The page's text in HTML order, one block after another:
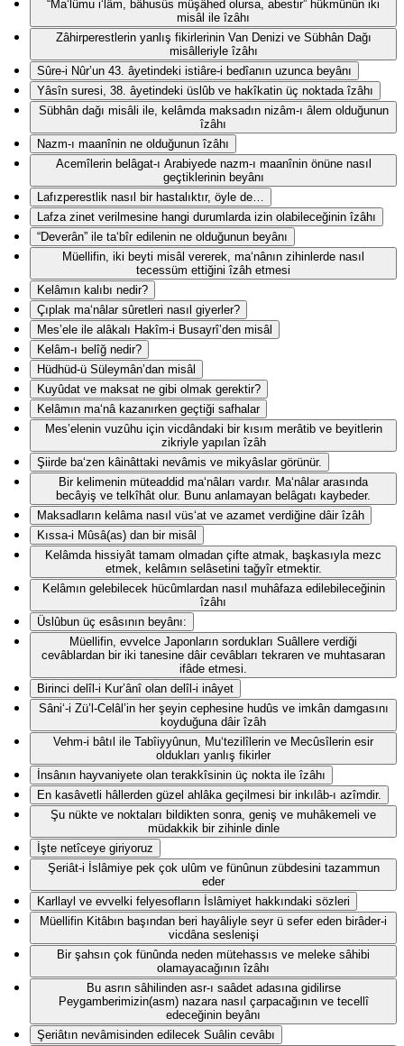
“Ma‘lûmu i‘lâm, bâhusûs müşâhed olursa, abestir” hükmünün iki
misâl ile îzâhı
Zâhirperestlerin yanlış fikirlerinin Van Denizi ve Sübhân Dağı
misâlleriyle îzâhı
Sûre-i Nûr’un 43. âyetindeki istiâre-i bedîanın uzunca beyânı
Yâsîn suresi, 38. âyetindeki üslûb ve hakîkatin üç noktada îzâhı
Sübhân dağı misâli ile, kelâmda maksadın nizâm-ı âlem olduğunun
îzâhı
Nazm-ı maanînin ne olduğunun îzâhı
Acemîlerin belâgat-ı Arabiyede nazm-ı maanînin önüne nasıl
geçtiklerinin beyânı
Lafızperestlik nasıl bir hastalıktır, öyle de…
Lafza zinet verilmesine hangi durumlarda izin olabileceğinin îzâhı
“Deverân” ile ta‘bîr edilenin ne olduğunun beyânı
Müellifin, iki beyti misâl vererek, ma‘nânın zihinlerde nasıl
tecessüm ettiğini îzâh etmesi
Kelâmın kalıbı nedir?
Çıplak ma‘nâlar sûretleri nasıl giyerler?
Mes’ele ile alâkalı Hakîm-i Busayrî’den misâl
Kelâm-ı belîğ nedir?
Hüdhüd-ü Süleymân’dan misâl
Kuyûdat ve maksat ne gibi olmak gerektir?
Kelâmın ma‘nâ kazanırken geçtiği safhalar
Mes’elenin vuzûhu için vicdândaki bir kısım merâtib ve beyitlerin
zikriyle yapılan îzâh
Şiirde ba‘zen kâinâttaki nevâmis ve mikyâslar görünür.
Bir kelimenin müteaddid ma‘nâları vardır. Ma‘nâlar arasında
becâyiş ve telkîhât olur. Bunu anlamayan belâgatı kaybeder.
Maksadların kelâma nasıl vüs‘at ve azamet verdiğine dâir îzâh
Kıssa-i Mûsâ(as) dan bir misâl
Kelâmda hissiyât tamam olmadan çifte atmak, başkasıyla mezc
etmek, kelâmın selâsetini tağyîr etmektir.
Kelâmın gelebilecek hücûmlardan nasıl muhâfaza edilebileceğinin
îzâhı
Üslûbun üç esâsının beyânı:
Müellifin, evvelce Japonların sordukları Suâllere verdiği
cevâblardan bir iki tanesine dâir cevâbları tekraren ve muhtasaran
ifâde etmesi.
Birinci delîl-i Kur’ânî olan delîl-i inâyet
Sâni‘-i Zü’l-Celâl’in her şeyin cephesine hudûs ve imkân damgasını
koyduğuna dâir îzâh
Vehm-i bâtıl ile Tabîiyyûnun, Mu‘tezilîlerin ve Mecûsîlerin esir
oldukları yanlış fikirler
İnsânın hayvaniyete olan terakkîsinin üç nokta ile îzâhı
En kasâvetli hâllerden güzel ahlâka geçilmesi bir inkılâb-ı azîmdir.
Şu nükte ve noktaları bildikten sonra, geniş ve muhâkemeli ve
müdakkik bir zihinle dinle
İşte netîceye giriyoruz
Şeriât-i İslâmiye pek çok ulûm ve fünûnun zübdesini tazammun
eder
Karllayl ve evvelki felyesofların İslâmiyet hakkındaki sözleri
Müellifin Kitâbın başından beri hayâliyle seyr ü sefer eden birâder-i
vicdâna seslenişi
Bir şahsın çok fünûnda neden mütehassıs ve meleke sâhibi
olamayacağının îzâhı
Bu asrın sâhilinden asr-ı saâdet adasına gidilirse
Peygamberimizin(asm) nazara nasıl çarpacağının ve tecellî
edeceğinin beyânı
Şeriâtın nevâmisinden edilecek Suâlin cevâbı